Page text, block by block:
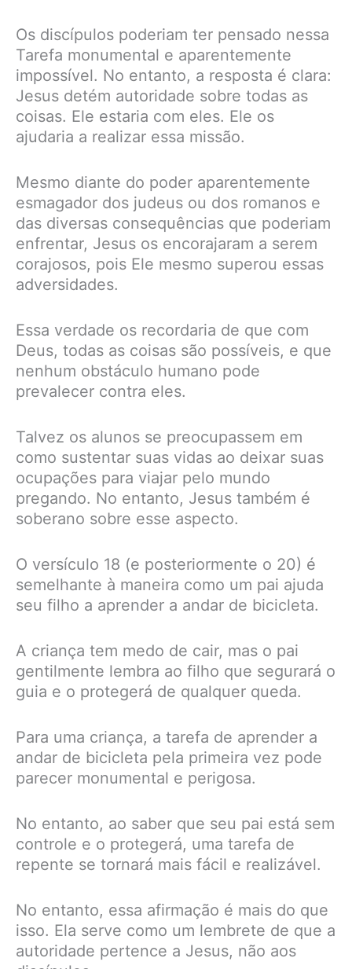
Os discípulos poderiam ter pensado nessa
Tarefa monumental e aparentemente
impossível. No entanto, a resposta é clara:
Jesus detém autoridade sobre todas as
coisas. Ele estaria com eles. Ele os
ajudaria a realizar essa missão.
Mesmo diante do poder aparentemente
esmagador dos judeus ou dos romanos e
das diversas consequências que poderiam
enfrentar, Jesus os encorajaram a serem
corajosos, pois Ele mesmo superou essas
adversidades.
Essa verdade os recordaria de que com
Deus, todas as coisas são possíveis, e que
nenhum obstáculo humano pode
prevalecer contra eles.
Talvez os alunos se preocupassem em
como sustentar suas vidas ao deixar suas
ocupações para viajar pelo mundo
pregando. No entanto, Jesus também é
soberano sobre esse aspecto.
O versículo 18 (e posteriormente o 20) é
semelhante à maneira como um pai ajuda
seu filho a aprender a andar de bicicleta.
A criança tem medo de cair, mas o pai
gentilmente lembra ao filho que segurará o
guia e o protegerá de qualquer queda.
Para uma criança, a tarefa de aprender a
andar de bicicleta pela primeira vez pode
parecer monumental e perigosa.
No entanto, ao saber que seu pai está sem
controle e o protegerá, uma tarefa de
repente se tornará mais fácil e realizável.
No entanto, essa afirmação é mais do que
isso. Ela serve como um lembrete de que a
autoridade pertence a Jesus, não aos